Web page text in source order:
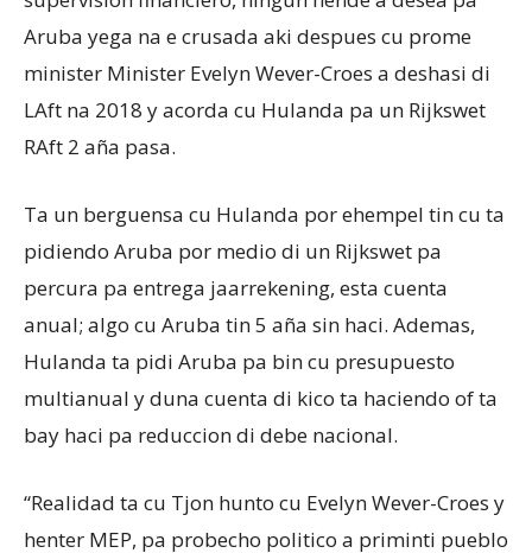
Aruba yega na e crusada aki despues cu prome
minister Minister Evelyn Wever-Croes a deshasi di
LAft na 2018 y acorda cu Hulanda pa un Rijkswet
RAft 2 aña pasa.
Ta un berguensa cu Hulanda por ehempel tin cu ta
pidiendo Aruba por medio di un Rijkswet pa
percura pa entrega jaarrekening, esta cuenta
anual; algo cu Aruba tin 5 aña sin haci. Ademas,
Hulanda ta pidi Aruba pa bin cu presupuesto
multianual y duna cuenta di kico ta haciendo of ta
bay haci pa reduccion di debe nacional.
“Realidad ta cu Tjon hunto cu Evelyn Wever-Croes y
henter MEP, pa probecho politico a priminti pueblo